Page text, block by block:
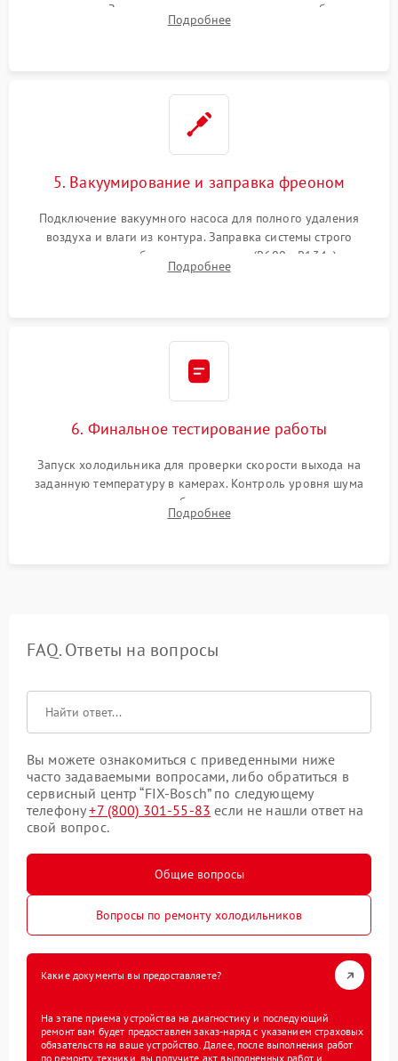
осушителя. Замена изношенных вентиляторов обдува,
сломанных заслонок или поврежденных дверных петель.
Подробнее
5. Вакуумирование и заправка фреоном
Подключение вакуумного насоса для полного удаления
воздуха и влаги из контура. Заправка системы строго
дозированным объемом хладагента (R600a, R134a) по
электронным весам. Контроль рабочего давления в системе.
Подробнее
6. Финальное тестирование работы
Запуск холодильника для проверки скорости выхода на
заданную температуру в камерах. Контроль уровня шума
компрессора, отсутствия обмерзания стенок и корректного
срабатывания системы автоматической оттайки.
Подробнее
FAQ. Ответы на вопросы
Вы можете ознакомиться с приведенными ниже
часто задаваемыми вопросами, либо обратиться в
сервисный центр “FIX-Bosch” по следующему
телефону+7 (800) 301-55-83 если не нашли ответ на
свой вопрос.
Общие вопросы
Вопросы по ремонту холодильников
Какие документы вы предоставляете?
На этапе приема устройства на диагностику и последующий
ремонт вам будет предоставлен заказ-наряд с указанием страховых
обязательств на ваше устройство. Далее, после выполнения работ
по ремонту техники, вы получите акт выполненных работ и